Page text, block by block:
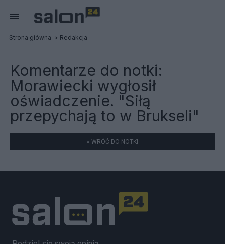
Strona główna Redakcja
Komentarze do notki:
Morawiecki wygłosił
oświadczenie. "Siłą
przepychają to w Brukseli"
« WRÓĆ DO NOTKI